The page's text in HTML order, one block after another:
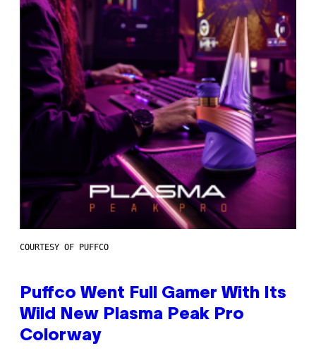
COURTESY OF PUFFCO
Puffco Went Full Gamer With Its
Wild New Plasma Peak Pro
Colorway